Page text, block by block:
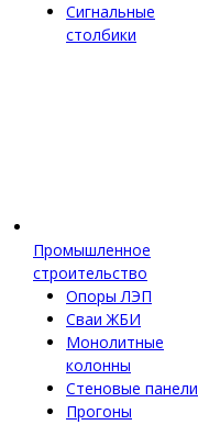
Сигнальные
столбики
Промышленное
строительство
Опоры ЛЭП
Сваи ЖБИ
Монолитные
колонны
Стеновые панели
Прогоны